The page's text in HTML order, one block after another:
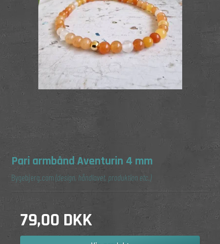
Pari armbånd Aventurin 4 mm
Bygebjerg.com(design, håndlavet, produktion etc.)
79,00 DKK